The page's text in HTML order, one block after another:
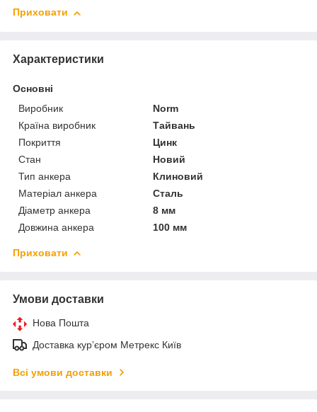
Приховати
Характеристики
Основні
Виробник
Norm
Країна виробник
Тайвань
Покриття
Цинк
Стан
Новий
Тип анкера
Клиновий
Матеріал анкера
Сталь
Діаметр анкера
8 мм
Довжина анкера
100 мм
Приховати
Умови доставки
Нова Пошта
Доставка курʼєром Метрекс Київ
Всі умови доставки